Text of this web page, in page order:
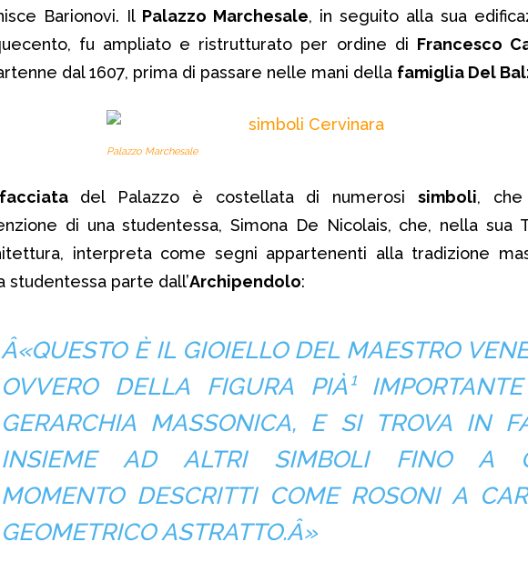
Barionovi. Il Palazzo Marchesale, in seguito alla sua
fu ampliato e ristrutturato per ordine di Francesco
dal 1607, prima di passare nelle mani della famiglia Del
Palazzo Marchesale
facciatadel Palazzo è costellata di numerosi simboli, che
di una studentessa, Simona De Nicolais, che, nella sua
interpreta come segni appartenenti alla tradizione
studentessa parte dall’Archipendolo:
Â«QUESTO È IL GIOIELLO DEL MAESTRO
OVVERO DELLA FIGURA PIÀ¹
GERARCHIA MASSONICA, E SI TROVA IN
INSIEME AD ALTRI SIMBOLI FINO A
MOMENTO DESCRITTI COME ROSONI A
GEOMETRICO ASTRATTO.Â»